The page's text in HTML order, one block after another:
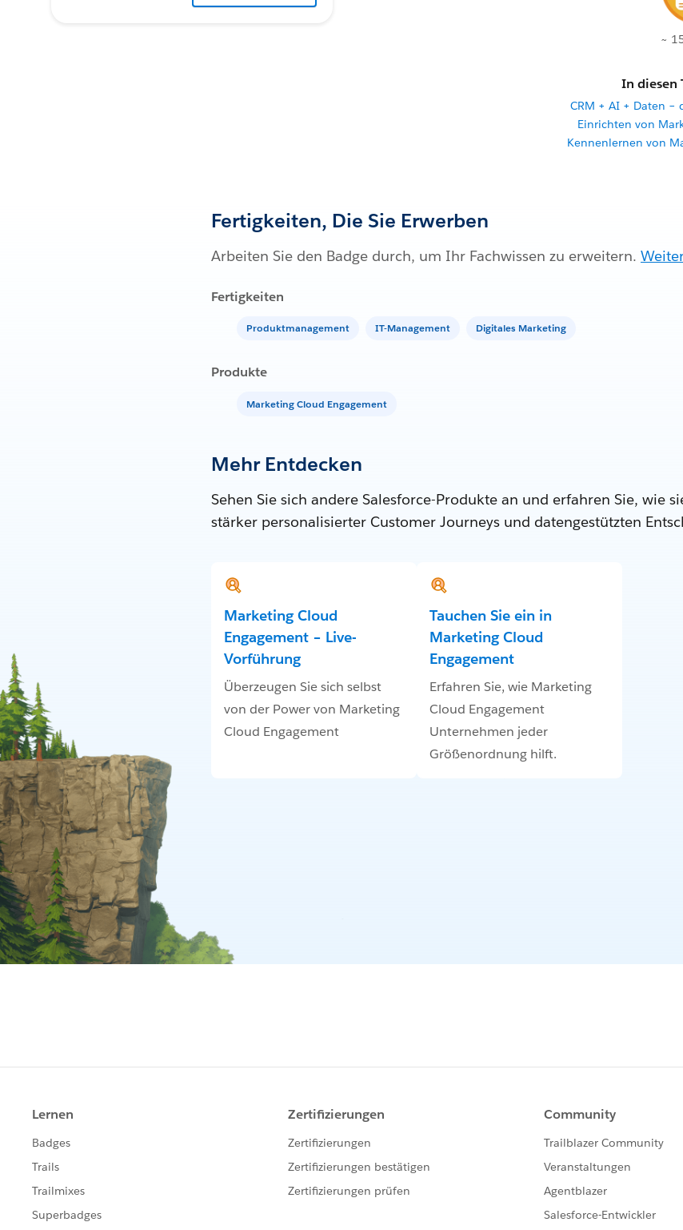
~
In diesen
CRM + AI + Daten –
Einrichten von
Kennenlernen von
Fertigkeiten, Die Sie Erwerben
Arbeiten Sie den Badge durch, um Ihr Fachwissen zu erweitern.
Fertigkeiten
Produktmanagement IT-Management Digitales Marketing
Produkte
Marketing Cloud Engagement
Mehr Entdecken
Sehen Sie sich andere Salesforce-Produkte an und erfahren Sie, wie
stärker personalisierter Customer Journeys und datengestützten
Marketing Cloud
Engagement – Live-
Vorführung
Überzeugen Sie sich selbst
von der Power von Marketing
Cloud Engagement
Tauchen Sie ein in
Marketing Cloud
Engagement
Erfahren Sie, wie Marketing
Cloud Engagement
Unternehmen jeder
Größenordnung hilft.